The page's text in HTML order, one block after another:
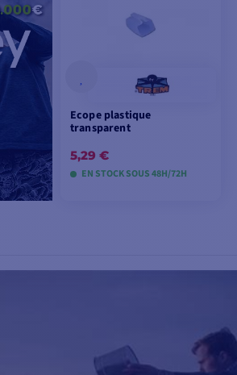
Ecope plastique
transparent
5,29 €
EN STOCK SOUS 48H/72H